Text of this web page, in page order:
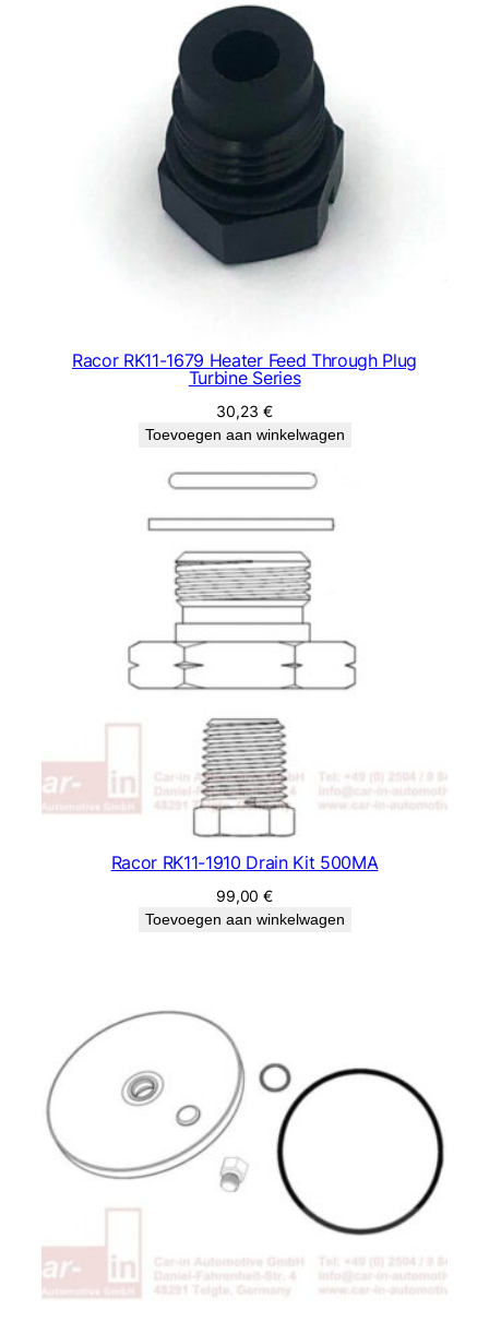
Racor RK11-1679 Heater Feed Through Plug
Turbine Series
30,23 €
Toevoegen aan winkelwagen
Racor RK11-1910 Drain Kit 500MA
99,00€
Toevoegen aan winkelwagen